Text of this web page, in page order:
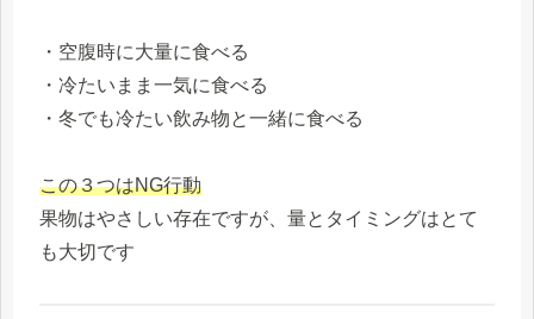
・空腹時に大量に食べる
・冷たいまま一気に食べる
・冬でも冷たい飲み物と一緒に食べる
この３つはNG行動
果物はやさしい存在ですが、量とタイミングはとて
も大切です